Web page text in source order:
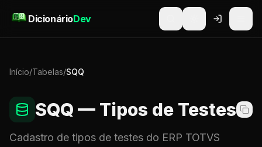
DicionárioDev
Início/Tabelas/SQQ
SQQ — Tipos de Testes
Cadastro de tipos de testes do ERP TOTVS